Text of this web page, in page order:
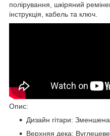
полірування, шкіряний
інструкція, кабель та ключ.
Опис:
Дизайн гітари: Зменшена
Верхняя дека: